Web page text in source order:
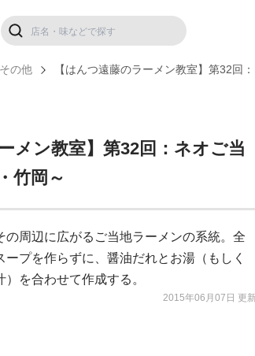
その他 【はんつ遠藤のラーメン教室】第32回
メン教室】第32回：ネオご当
竹岡～
の周辺に広がるご当地ラーメンの系統。全
プを作らずに、醤油だれとお湯（もしく
を合わせて作成する。
2015年06月07日 更